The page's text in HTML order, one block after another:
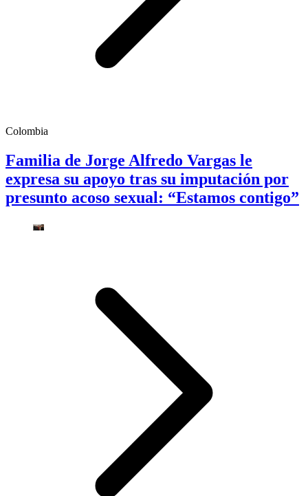
Colombia
Familia de Jorge Alfredo Vargas le
expresa su apoyo tras su imputación por
presunto acoso sexual: “Estamos contigo”